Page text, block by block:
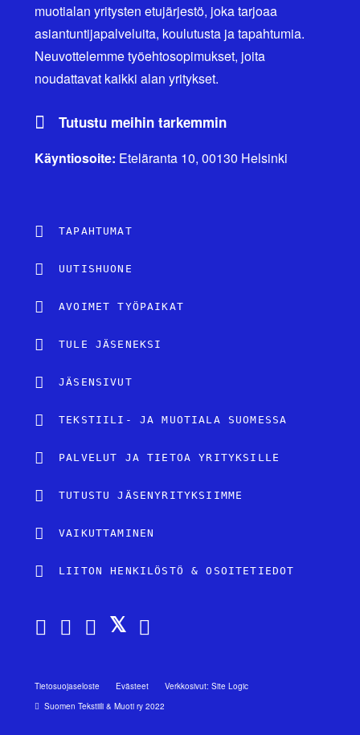
muotialan yritysten etujärjestö, joka tarjoaa
asiantuntijapalveluita, koulutusta ja tapahtumia.
Neuvottelemme työehtosopimukset, joita
noudattavat kaikki alan yritykset.
Tutustu meihin tarkemmin
Käyntiosoite: Eteläranta 10, 00130 Helsinki
TAPAHTUMAT
UUTISHUONE
AVOIMET TYÖPAIKAT
TULE JÄSENEKSI
JÄSENSIVUT
TEKSTIILI- JA MUOTIALA SUOMESSA
PALVELUT JA TIETOA YRITYKSILLE
TUTUSTU JÄSENYRITYKSIIMME
VAIKUTTAMINEN
LIITON HENKILÖSTÖ & OSOITETIEDOT
Tietosuojaseloste Evästeet
Verkkosivut: Site Logic
Suomen Tekstiili & Muoti ry 2022